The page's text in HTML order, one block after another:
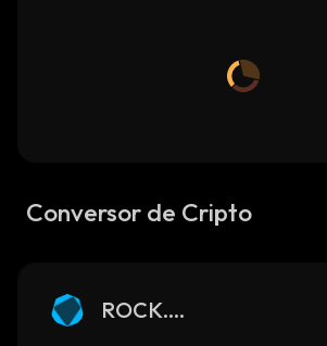
Conversor de Cripto
ROCK.RETH